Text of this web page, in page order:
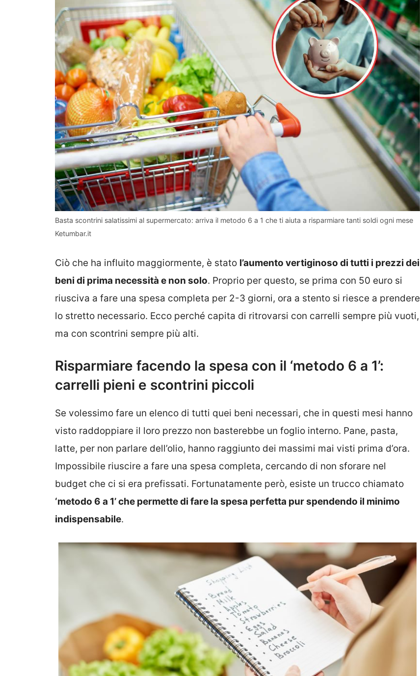
Basta scontrini salatissimi al supermercato: arriva il metodo 6 a 1 che ti aiuta a risparmiare tanti soldi ogni mese
Ketumbar.it
Ciò che ha influito maggiormente, è stato l’aumento vertiginoso di tutti i prezzi dei
beni di prima necessità e non solo. Proprio per questo, se prima con 50 euro si
riusciva a fare una spesa completa per 2-3 giorni, ora a stento si riesce a prendere
lo stretto necessario. Ecco perché capita di ritrovarsi con carrelli sempre più vuoti,
ma con scontrini sempre più alti.
Risparmiare facendo la spesa con il ‘metodo 6 a 1’:
carrelli pieni e scontrini piccoli
Se volessimo fare un elenco di tutti quei beni necessari, che in questi mesi hanno
visto raddoppiare il loro prezzo non basterebbe un foglio interno. Pane, pasta,
latte, per non parlare dell’olio, hanno raggiunto dei massimi mai visti prima d’ora.
Impossibile riuscire a fare una spesa completa, cercando di non sforare nel
budget che ci si era prefissati. Fortunatamente però, esiste un trucco chiamato
‘metodo 6 a 1’ che permette di fare la spesa perfetta pur spendendo il minimo
indispensabile.